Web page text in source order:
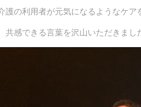
護の利用者が元気になるようなケ
共感できる言葉を沢山いただきまし